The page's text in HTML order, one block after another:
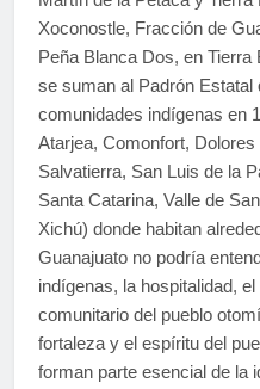
Xoconostle, Fracción de
Peña Blanca Dos, en
se suman al Padrón Estatal
comunidades indígenas en
Atarjea, Comonfort,
Salvatierra, San Luis de la
Santa Catarina, Valle de
Xichú) donde habitan
Guanajuato no podría
indígenas, la hospitalidad,
comunitario del pueblo
fortaleza y el espíritu del
forman parte esencial de la